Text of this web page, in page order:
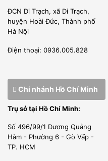
Có máy đánh trứng, máy
Chú ý khi sử dụng
25M
Không kê các vật nặng lên
những vật liệu dễ cháy nổ.
Cho bột ở mức độ vừa
lượng .
ĐCN Di Trạch, xã Di Trạch,
huyện Hoài Đức, Thành phố
Hà Nội
Điện thoại: 0936.005.828
Chi nhánh Hồ Chí Minh
Trụ sở tại Hồ Chí Minh:
Số 496/99/1 Dương Quảng
Hàm - Phường 6 - Gò Vấp -
TP. HCM